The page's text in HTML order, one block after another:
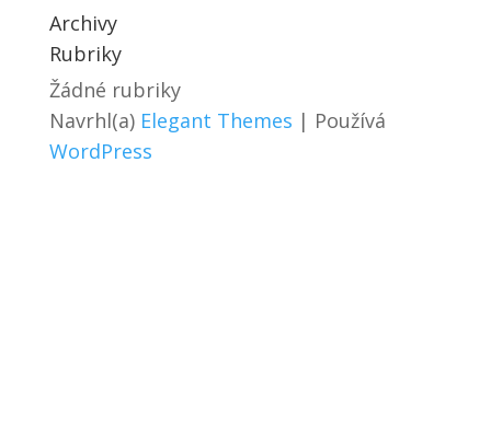
Archivy
Rubriky
Žádné rubriky
Navrhl(a) Elegant Themes | Používá
WordPress